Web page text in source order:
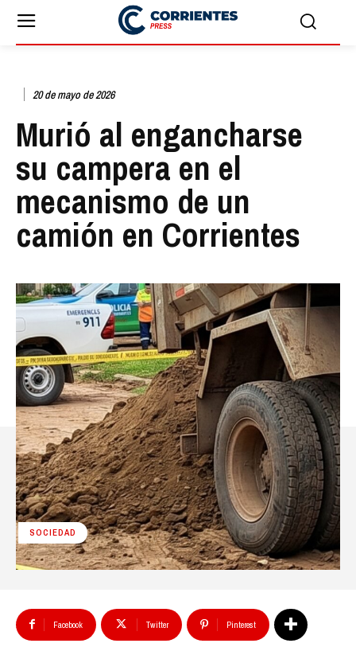
20 de mayo de 2026
Murió al engancharse
su campera en el
mecanismo de un
camión en Corrientes
SOCIEDAD
Facebook Twitter Pinterest